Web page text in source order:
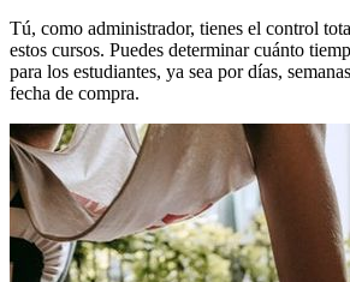
Tú, como administrador, tienes el control
estos cursos. Puedes determinar cuánto
para los estudiantes, ya sea por días,
fecha de compra.